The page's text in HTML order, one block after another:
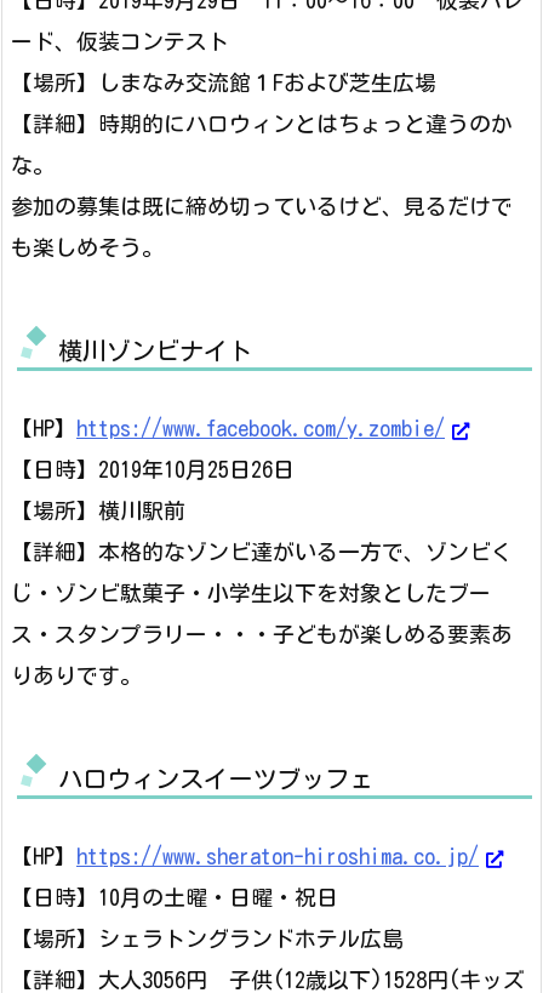
ード、仮装コンテスト
【場所】しまなみ交流館１Fおよび芝生広場
【詳細】時期的にハロウィンとはちょっと違うのか
な。
参加の募集は既に締め切っているけど、見るだけで
も楽しめそう。
横川ゾンビナイト
【HP】 https://www.facebook.com/y.zombie/
【日時】2019年10月25日26日
【場所】横川駅前
【詳細】本格的なゾンビ達がいる一方で、ゾンビく
じ・ゾンビ駄菓子・小学生以下を対象としたブー
ス・スタンプラリー・・・子どもが楽しめる要素あ
りありです。
ハロウィンスイーツブッフェ
【HP】 https://www.sheraton-hiroshima.co.jp/
【日時】10月の土曜・日曜・祝日
【場所】シェラトングランドホテル広島
【詳細】大人3056円 子供(12歳以下)1528円(キッズ